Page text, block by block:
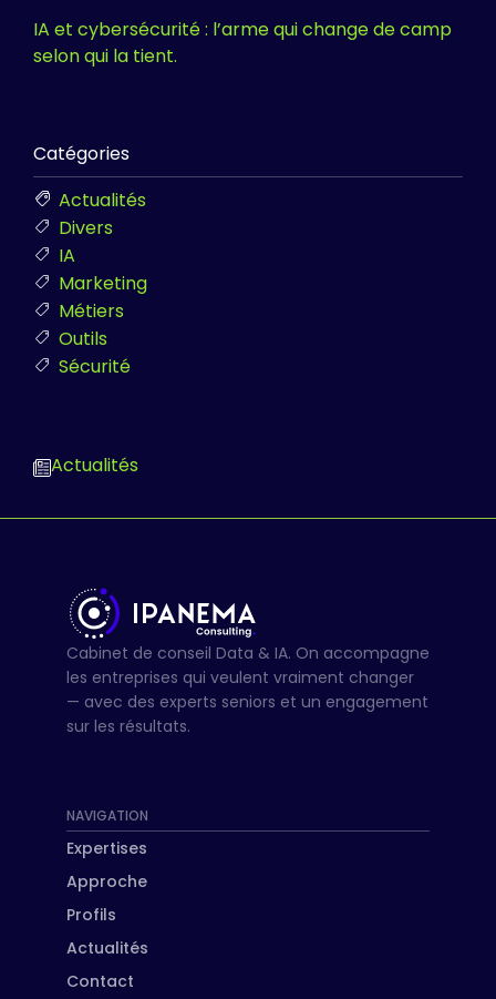
IA et cybersécurité : l’arme qui change de camp
selon qui la tient.
Catégories
Actualités
Divers
IA
Marketing
Métiers
Outils
Sécurité
Actualités
Cabinet de conseil Data & IA. On accompagne
les entreprises qui veulent vraiment changer
— avec des experts seniors et un engagement
sur les résultats.
NAVIGATION
Expertises
Approche
Profils
Actualités
Contact